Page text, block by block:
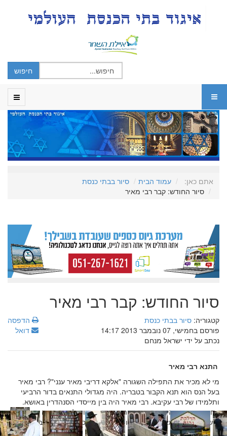
אתם כאן: עמוד הבית
סיור בבתי כנסת
סיור החודש: קבר רבי מאיר
סיור החודש: קבר רבי מאיר
הדפסה
דואל
קטגוריה: סיור בבתי כנסת
פורסם בחמישי, 07 נובמבר 2013 14:17
נכתב על ידי ישראל מנחם
התנא רבי מאיר
מי לא מכיר את התפילה השגורה "אלקא דריבי מאיר ענני"? רבי מאיר
בעל הנס הוא תנא הקבור בטבריה. היה מגדולי התנאים בדור הרביעי
ותלמידו של רבי עקיבא. רבי מאיר היה בין מייסדי הסנהדרין באושא.
אחד מהקבצים העיקריים מהם הורכבה משנתו של רבי יהודה הנשיא היא
'משנתו של רבי מאיר', ועל כך אומרת הגמרא 'סתם משנה כרבי מאיר'.